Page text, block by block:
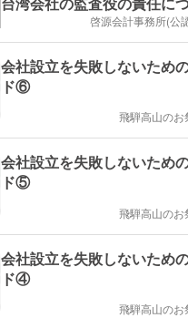
啓源会計事務所(公
会社設立を失敗しないため
ド⑥
飛騨高山の
会社設立を失敗しないため
ド⑤
飛騨高山の
会社設立を失敗しないため
ド④
飛騨高山の